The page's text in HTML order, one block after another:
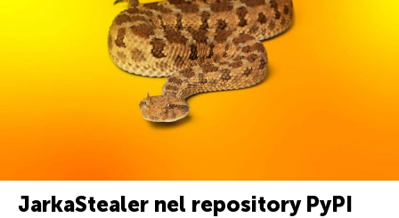
JarkaStealer nel repository PyPI